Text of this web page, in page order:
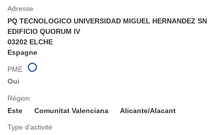
Adresse
PQ TECNOLOGICO UNIVERSIDAD MIGUEL HERNANDEZ SN
EDIFICIO QUORUM IV
03202 ELCHE
Espagne
PME
Oui
Région
Este
Comunitat Valenciana Alicante/Alacant
Type d’activité